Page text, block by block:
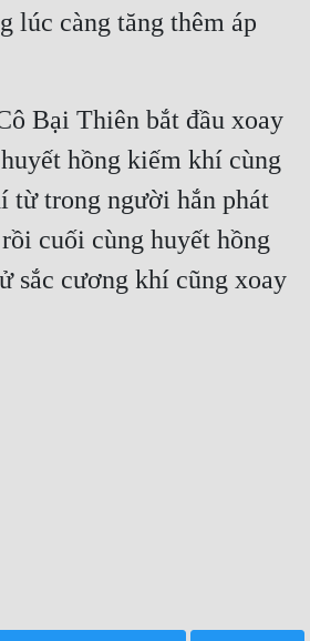
lúc càng tăng thêm áp
Bại Thiên bắt đầu xoay
hồng kiếm khí cùng
từ trong người hắn phát
cuối cùng huyết hồng
sắc cương khí cũng xoay